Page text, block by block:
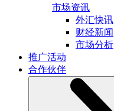
市场资讯
外汇快讯
财经新闻
市场分析
推广活动
合作伙伴